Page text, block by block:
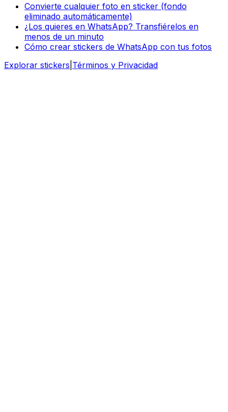
Convierte cualquier foto en sticker (fondo
eliminado automáticamente)
¿Los quieres en WhatsApp? Transfiérelos en
menos de un minuto
Cómo crear stickers de WhatsApp con tus fotos
Explorar stickers Términos y Privacidad